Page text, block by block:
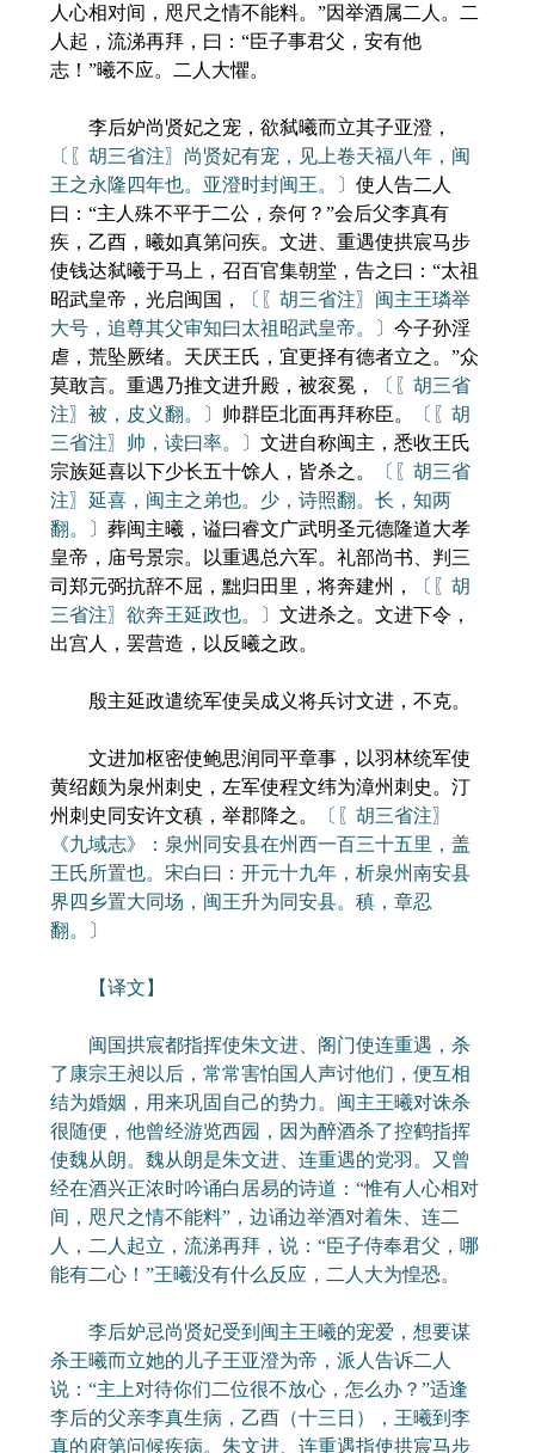
人心相对间，咫尺之情不能料。”因举酒属二人。二
人起，流涕再拜，曰：“臣子事君父，安有他
志！”曦不应。二人大懼。
李后妒尚贤妃之宠，欲弑曦而立其子亚澄，
〔〖胡三省注〗尚贤妃有宠，见上卷天福八年，闽
王之永隆四年也。亚澄时封闽王。〕 使人告二人
曰：“主人殊不平于二公，奈何？”会后父李真有
疾，乙酉，曦如真第问疾。文进、重遇使拱宸马步
使钱达弑曦于马上，召百官集朝堂，告之曰：“太祖
昭武皇帝，光启闽国，
〔〖胡三省注〗闽主王璘举
大号，追尊其父审知曰太祖昭武皇帝。〕 今子孙淫
虐，荒坠厥绪。天厌王氏，宜更择有德者立之。”众
莫敢言。重遇乃推文进升殿，被衮冕，
〔〖胡三省
注〗被，皮义翻。〕 帅群臣北面再拜称臣。
〔〖胡
三省注〗帅，读曰率。〕 文进自称闽主，悉收王氏
宗族延喜以下少长五十馀人，皆杀之。
〔〖胡三省
注〗延喜，闽主之弟也。少，诗照翻。长，知两
翻。〕 葬闽主曦，谥曰睿文广武明圣元德隆道大孝
皇帝，庙号景宗。以重遇总六军。礼部尚书、判三
司郑元弼抗辞不屈，黜归田里，将奔建州，
〔〖胡
三省注〗欲奔王延政也。〕 文进杀之。文进下令，
出宫人，罢营造，以反曦之政。
殷主延政遣统军使吴成义将兵讨文进，不克。
文进加枢密使鲍思润同平章事，以羽林统军使
黄绍颇为泉州刺史，左军使程文纬为漳州刺史。汀
州刺史同安许文稹，举郡降之。
〔〖胡三省注〗
《九域志》：泉州同安县在州西一百三十五里，盖
王氏所置也。宋白曰：开元十九年，析泉州南安县
界四乡置大同场，闽王升为同安县。稹，章忍
翻。〕
【译文】
闽国拱宸都指挥使朱文进、阁门使连重遇，杀
了康宗王昶以后，常常害怕国人声讨他们，便互相
结为婚姻，用来巩固自己的势力。闽主王曦对诛杀
很随便，他曾经游览西园，因为醉酒杀了控鹤指挥
使魏从朗。魏从朗是朱文进、连重遇的党羽。又曾
经在酒兴正浓时吟诵白居易的诗道：“惟有人心相对
间，咫尺之情不能料”，边诵边举酒对着朱、连二
人，二人起立，流涕再拜，说：“臣子侍奉君父，哪
能有二心！”王曦没有什么反应，二人大为惶恐。
李后妒忌尚贤妃受到闽主王曦的宠爱，想要谋
杀王曦而立她的儿子王亚澄为帝，派人告诉二人
说：“主上对待你们二位很不放心，怎么办？”适逢
李后的父亲李真生病，乙酉（十三日），王曦到李
真的府第问候疾病。朱文进、连重遇指使拱宸马步